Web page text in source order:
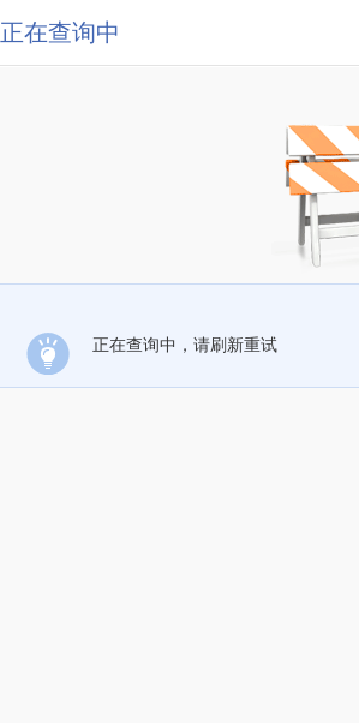
正在查询中
正在查询中，请刷新重试